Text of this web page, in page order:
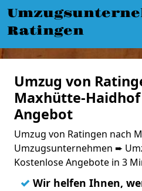
Ratingen
Umzug von
Maxhütte-
Angebot
Umzug von Ratingen nach
Umzugsunternehmen ➨
Kostenlose Angebote in 3
✓ Wir helfen Ihnen,